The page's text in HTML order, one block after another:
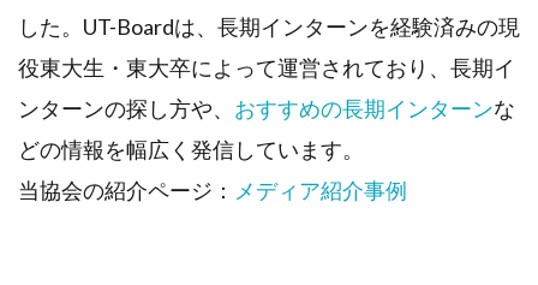
した。UT-Boardは、長期インターンを経験済みの現
役東大生・東大卒によって運営されており、長期イ
ンターンの探し方や、 おすすめの長期インターンな
どの情報を幅広く発信しています。
当協会の紹介ページ： メディア紹介事例